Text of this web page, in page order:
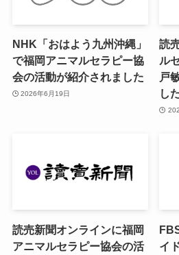
NHK「おはよう九州沖縄」
で福岡アニマルセラピー協
会の活動が紹介されました
2026年6月19日
読
ル
戸
し
読売新聞オンラインに福岡
アニマルセラピー協会の活
イ